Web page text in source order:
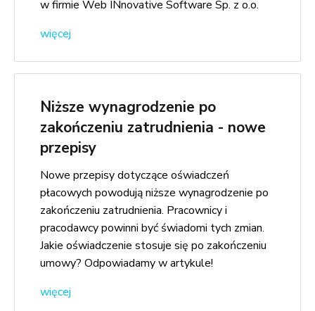
w firmie Web INnovative Software Sp. z o.o.
więcej
Niższe wynagrodzenie po
zakończeniu zatrudnienia - nowe
przepisy
Nowe przepisy dotyczące oświadczeń
płacowych powodują niższe wynagrodzenie po
zakończeniu zatrudnienia. Pracownicy i
pracodawcy powinni być świadomi tych zmian.
Jakie oświadczenie stosuje się po zakończeniu
umowy? Odpowiadamy w artykule!
więcej